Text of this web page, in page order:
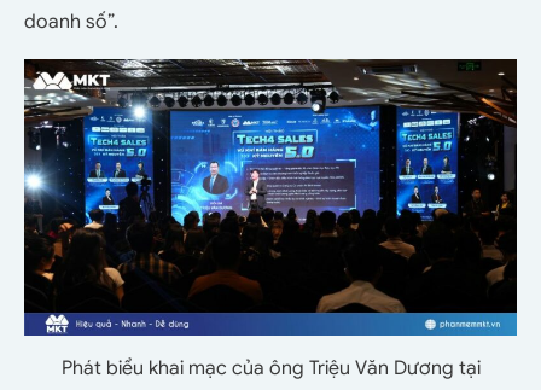
doanh số”.
Phát biểu khai mạc của ông Triệu Văn Dương tại